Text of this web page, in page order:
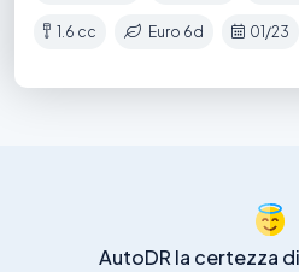
1.6 cc Euro 6d 01/23
AutoDR la certezza